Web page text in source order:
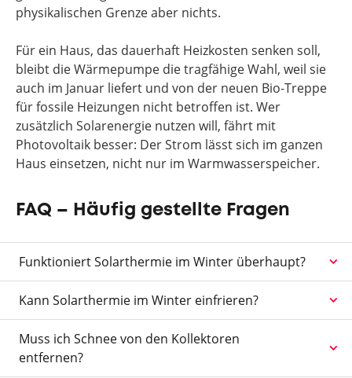
physikalischen Grenze aber nichts.
Für ein Haus, das dauerhaft Heizkosten senken soll,
bleibt die Wärmepumpe die tragfähige Wahl, weil sie
auch im Januar liefert und von der neuen Bio-Treppe
für fossile Heizungen nicht betroffen ist. Wer
zusätzlich Solarenergie nutzen will, fährt mit
Photovoltaik besser: Der Strom lässt sich im ganzen
Haus einsetzen, nicht nur im Warmwasserspeicher.
FAQ – Häufig gestellte Fragen
Funktioniert Solarthermie im Winter überhaupt?
Kann Solarthermie im Winter einfrieren?
Muss ich Schnee von den Kollektoren
entfernen?